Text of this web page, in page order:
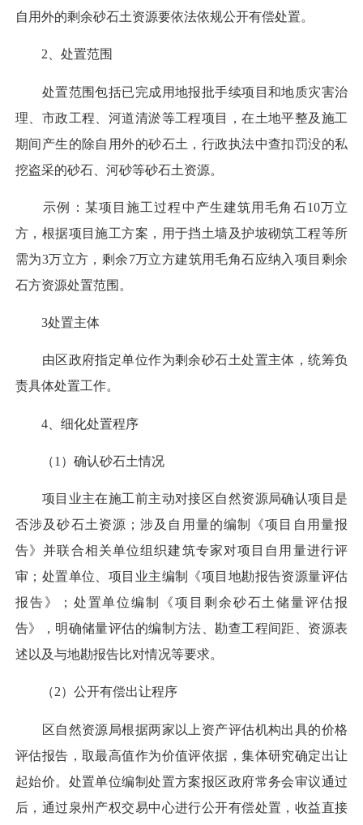
自用外的剩余砂石土资源要依法依规公开有偿处置。
2、处置范围
处置范围包括已完成用地报批手续项目和地质灾害治
理、市政工程、河道清淤等工程项目，在土地平整及施工
期间产生的除自用外的砂石土，行政执法中查扣罚没的私
挖盗采的砂石、河砂等砂石土资源。
示例：某项目施工过程中产生建筑用毛角石10万立
方，根据项目施工方案，用于挡土墙及护坡砌筑工程等所
需为3万立方，剩余7万立方建筑用毛角石应纳入项目剩余
石方资源处置范围。
3处置主体
由区政府指定单位作为剩余砂石土处置主体，统筹负
责具体处置工作。
4、细化处置程序
（1）确认砂石土情况
项目业主在施工前主动对接区自然资源局确认项目是
否涉及砂石土资源；涉及自用量的编制《项目自用量报
告》并联合相关单位组织建筑专家对项目自用量进行评
审；处置单位、项目业主编制《项目地勘报告资源量评估
报告》；处置单位编制《项目剩余砂石土储量评估报
告》，明确储量评估的编制方法、勘查工程间距、资源表
述以及与地勘报告比对情况等要求。
（2）公开有偿出让程序
区自然资源局根据两家以上资产评估机构出具的价格
评估报告，取最高值作为价值评依据，集体研究确定出让
起始价。处置单位编制处置方案报区政府常务会审议通过
后，通过泉州产权交易中心进行公开有偿处置，收益直接